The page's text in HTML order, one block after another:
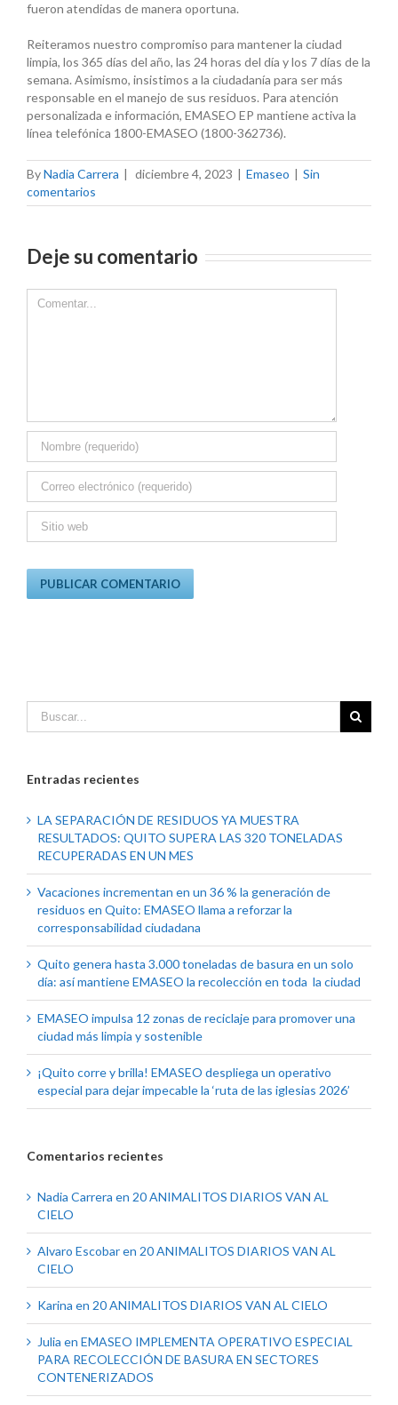
fueron atendidas de manera oportuna.
Reiteramos nuestro compromiso para mantener la ciudad
limpia, los 365 días del año, las 24 horas del día y los 7 días de la
semana. Asimismo, insistimos a la ciudadanía para ser más
responsable en el manejo de sus residuos. Para atención
personalizada e información, EMASEO EP mantiene activa la
línea telefónica 1800-EMASEO (1800-362736).
ByNadia Carrera | diciembre 4, 2023 | Emaseo | Sin
comentarios
Deje su comentario
Comment
Entradas recientes
LA SEPARACIÓN DE RESIDUOS YA MUESTRA
RESULTADOS: QUITO SUPERA LAS 320 TONELADAS
RECUPERADAS EN UN MES
Vacaciones incrementan en un 36 % la generación de
residuos en Quito: EMASEO llama a reforzar la
corresponsabilidad ciudadana
Quito genera hasta 3.000 toneladas de basura en un solo
día: así mantiene EMASEO la recolección en toda la ciudad
EMASEO impulsa 12 zonas de reciclaje para promover una
ciudad más limpia y sostenible
¡Quito corre y brilla! EMASEO despliega un operativo
especial para dejar impecable la ‘ruta de las iglesias 2026’
Comentarios recientes
Nadia Carrera en 20 ANIMALITOS DIARIOS VAN AL
CIELO
Alvaro Escobaren 20 ANIMALITOS DIARIOS VAN AL
CIELO
Karina en 20 ANIMALITOS DIARIOS VAN AL CIELO
Julia en EMASEO IMPLEMENTA OPERATIVO ESPECIAL
PARA RECOLECCIÓN DE BASURA EN SECTORES
CONTENERIZADOS